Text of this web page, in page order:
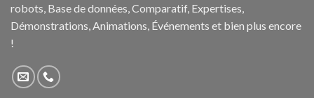
robots, Base de données, Comparatif, Expertises,
Démonstrations, Animations, Événements et bien plus encore
!